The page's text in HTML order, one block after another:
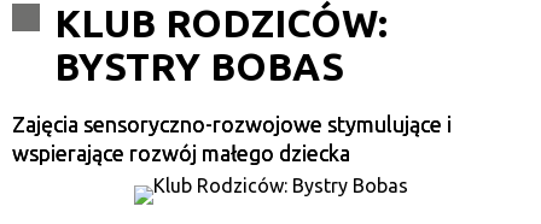
Kategoria
Trwające w zakresie
—
KLUB RODZICÓW:
BYSTRY BOBAS
Zajęcia sensoryczno-rozwojowe stymulujące i
wspierające rozwój małego dziecka